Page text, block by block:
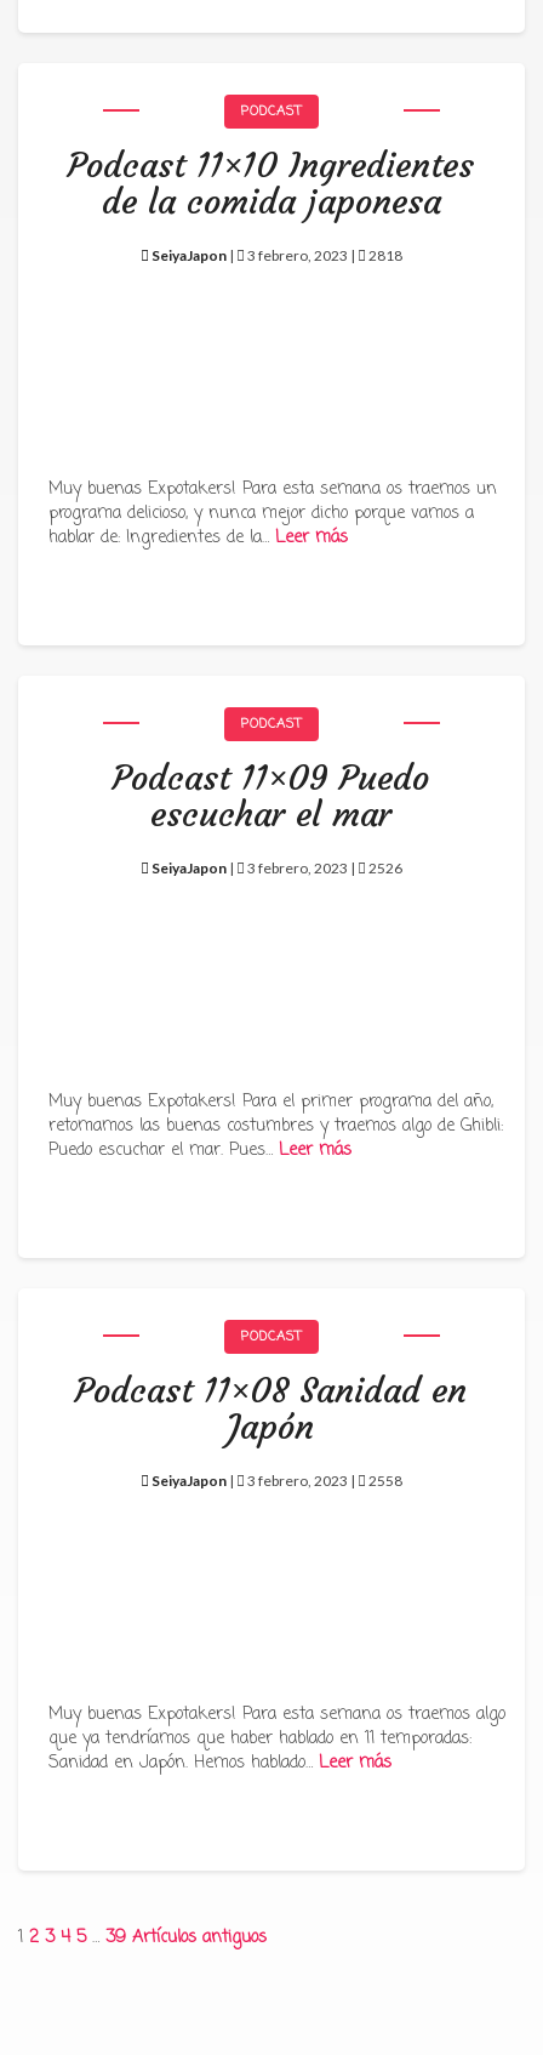
PODCAST
Podcast 11×10 Ingredientes
de la comida japonesa
SeiyaJapon | 3 febrero, 2023 | 2818
Muy buenas Expotakers! Para esta semana os traemos un
programa delicioso, y nunca mejor dicho porque vamos a
hablar de: Ingredientes de la… Leer más
PODCAST
Podcast 11×09 Puedo
escuchar el mar
SeiyaJapon | 3 febrero, 2023 | 2526
Muy buenas Expotakers! Para el primer programa del año,
retomamos las buenas costumbres y traemos algo de Ghibli:
Puedo escuchar el mar. Pues… Leer más
PODCAST
Podcast 11×08 Sanidad en
Japón
SeiyaJapon | 3 febrero, 2023 | 2558
Muy buenas Expotakers! Para esta semana os traemos algo
que ya tendríamos que haber hablado en 11 temporadas:
Sanidad en Japón. Hemos hablado… Leer más
Paginación
1 2 3 4 5 … 39 Artículos antiguos